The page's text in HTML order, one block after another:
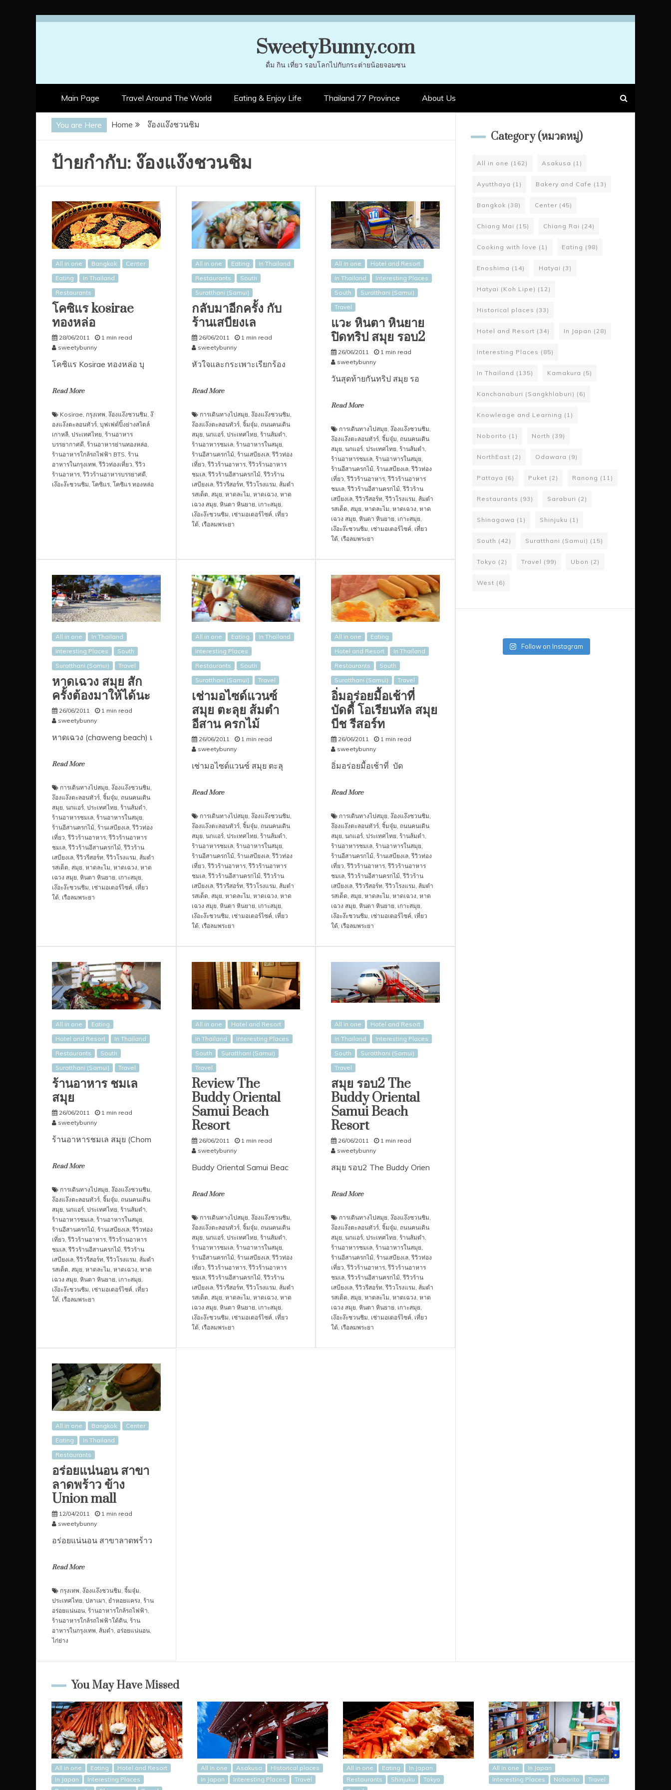
Skip
SweetyBunny.com
ดื่ม กิน เที่ยว รอบโลกไปกับกระต่ายน้อยจอมซน
Main Page Travel Around The World Eating & Enjoy Life Thailand 77 Province About Us
You are Here Home ง๊องแง๊งชวนชิม
ป้ายกำกับ: ง๊องแง๊งชวนชิม
All in one Bangkok
Center
Eating
In Thailand
Restaurants
โคซิแร kosirae
ทองหล่อ
28/06/2011
1 min read
sweetybunny
โคซิแร Kosirae ทองหล่อ บุ
Read More
Kosirae กรุงเทพ ง๊องแง๊งชวนชิม ง๊
องแง๊งตะลอนทัวร์ บุฟเฟต์ปิ้งย่างสไตล์
เกาหลี ประเทศไทย ร้านอาหาร
บรรยากาศดี ร้านอาหารย่านทองหล่อ
ร้านอาหารใกล้รถไฟฟ้า BTS ร้าน
อาหารในกรุงเทพ ,รีวิวท่องเที่ยว ,รีวิว
ร้านอาหาร ,รีวิวร้านอาหารบรรยาศดี
เง๊อะง๊ะชวนชิม โคซิแร โคซิแร ทองหล่อ
All in one Eating
In Thailand
Restaurants
South
Suratthani (Samui)
กลับมาอีกครั้ง กับ
ร้านเสบียงเล
26/06/2011
1 min read
sweetybunny
หัวใจและกระเพาะเรียกร้อง
Read More
การเดินทางไปสมุย ง๊องแง๊งชวนชิม
ง๊องแง๊งตะลอนทัวร์, จิ้มจุ๋ม ถนนคนเดิน
สมุย นกแอร์, ประเทศไทย ร้านส้มตำ
ร้านอาหารชมเล, ร้านอาหารในสมุย
ร้านอีสานครกไม้, ร้านเสบียงเล,รีวิวท่อง
เที่ยว ,รีวิวร้านอาหาร,รีวิวร้านอาหาร
ชมเล,รีวิวร้านอีสานครกไม้,รีวิวร้าน
เสบียงเล,รีวิวรีสอร์ท ,รีวิวโรงแรม ส้มตำ
รสเด็ด สมุย หาดละไม หาดเฉวง หาด
เฉวง สมุย หินตา หินยาย เกาะสมุย
เง๊อะง๊ะชวนชิม เช่ามอเตอร์ไซค์, เที่ยว
ใต้, เรือลมพระยา
All in one
Hotel and Resort
In Thailand
Interesting Places
South
Suratthani (Samui)
Travel
แวะ หินตา หินยาย
ปิดทริป สมุย รอบ2
26/06/2011
1 min read
sweetybunny
วันสุดท้ายกันทริป สมุย รอ
Read More
การเดินทางไปสมุย ง๊องแง๊งชวนชิม
ง๊องแง๊งตะลอนทัวร์ จิ้มจุ๋ม ถนนคนเดิน
สมุย นกแอร์ ประเทศไทย ร้านส้มตำ
ร้านอาหารชมเล ร้านอาหารในสมุย
ร้านอีสานครกไม้ ร้านเสบียงเล ,รีวิวท่อง
เที่ยว ,รีวิวร้านอาหาร ,รีวิวร้านอาหาร
ชมเล ,รีวิวร้านอีสานครกไม้ ,รีวิวร้าน
เสบียงเล ,รีวิวรีสอร์ท ,รีวิวโรงแรม ส้มตำ
รสเด็ด สมุย หาดละไม หาดเฉวง หาด
เฉวง สมุย หินตา หินยาย เกาะสมุย
เง๊อะง๊ะชวนชิม เช่ามอเตอร์ไซค์ เที่ยว
ใต้ เรือลมพระยา
All in one
In Thailand
Interesting Places
South
Suratthani (Samui)
Travel
หาดเฉวง สมุย สัก
ครั้งต้องมาให้ได้นะ
26/06/2011
1 min read
sweetybunny
หาดเฉวง (chaweng beach) เ
Read More
การเดินทางไปสมุย, ง๊องแง๊งชวนชิม,
ง๊องแง๊งตะลอนทัวร์, จิ้มจุ๋ม, ถนนคนเดิน
สมุย, นกแอร์, ประเทศไทย, ร้านส้มตำ,
ร้านอาหารชมเล, ร้านอาหารในสมุย,
ร้านอีสานครกไม้, ร้านเสบียงเล,รีวิวท่อง
เที่ยว,รีวิวร้านอาหาร,รีวิวร้านอาหาร
ชมเล,รีวิวร้านอีสานครกไม้,รีวิวร้าน
เสบียงเล,รีวิวรีสอร์ท,รีวิวโรงแรม, ส้มตำ
รสเด็ด, สมุย, หาดละไม, หาดเฉวง, หาด
เฉวง สมุย, หินตา หินยาย, เกาะสมุย,
เง๊อะง๊ะชวนชิม, เช่ามอเตอร์ไซค์, เที่ยว
ใต้, เรือลมพระยา
All in one Eating
In Thailand
Interesting Places
Restaurants
South
Suratthani (Samui)
Travel
เช่ามอไซด์แวนซ์
สมุย ตะลุย ส้มตำ
อีสาน ครกไม้
26/06/2011
1 min read
sweetybunny
เช่ามอไซด์แวนซ์ สมุย ตะลุ
Read More
การเดินทางไปสมุย, ง๊องแง๊งชวนชิม,
ง๊องแง๊งตะลอนทัวร์, จิ้มจุ๋ม, ถนนคนเดิน
สมุย, นกแอร์, ประเทศไทย, ร้านส้มตำ,
ร้านอาหารชมเล, ร้านอาหารในสมุย,
ร้านอีสานครกไม้, ร้านเสบียงเล,รีวิวท่อง
เที่ยว,รีวิวร้านอาหาร,รีวิวร้านอาหาร
ชมเล,รีวิวร้านอีสานครกไม้,รีวิวร้าน
เสบียงเล,รีวิวรีสอร์ท,รีวิวโรงแรม, ส้มตำ
รสเด็ด, สมุย, หาดละไม, หาดเฉวง, หาด
เฉวง สมุย, หินตา หินยาย, เกาะสมุย,
เง๊อะง๊ะชวนชิม, เช่ามอเตอร์ไซค์, เที่ยว
ใต้, เรือลมพระยา
All in one
Eating
Hotel and Resort
In Thailand
Restaurants
South
Suratthani (Samui)
Travel
อิ่มอร่อยมื้อเช้าที่
บัดดี้ โอเรียนทัล สมุย
บีช รีสอร์ท
26/06/2011
1 min read
sweetybunny
อิ่มอร่อยมื้อเช้าที่ บัด
Read More
การเดินทางไปสมุย, ง๊องแง๊งชวนชิม,
ง๊องแง๊งตะลอนทัวร์, จิ้มจุ๋ม, ถนนคนเดิน
สมุย, นกแอร์, ประเทศไทย, ร้านส้มตำ,
ร้านอาหารชมเล, ร้านอาหารในสมุย,
ร้านอีสานครกไม้, ร้านเสบียงเล,รีวิวท่อง
เที่ยว,รีวิวร้านอาหาร,รีวิวร้านอาหาร
ชมเล,รีวิวร้านอีสานครกไม้,รีวิวร้าน
เสบียงเล,รีวิวรีสอร์ท,รีวิวโรงแรม, ส้มตำ
รสเด็ด, สมุย, หาดละไม, หาดเฉวง, หาด
เฉวง สมุย, หินตา หินยาย, เกาะสมุย,
เง๊อะง๊ะชวนชิม, เช่ามอเตอร์ไซค์, เที่ยว
ใต้, เรือลมพระยา
All in one
Eating
Hotel and Resort
In Thailand
Restaurants
South
Suratthani (Samui)
Travel
ร้านอาหาร ชมเล
สมุย
26/06/2011
1 min read
sweetybunny
ร้านอาหารชมเล สมุย (Chom
Read More
การเดินทางไปสมุย, ง๊องแง๊งชวนชิม,
ง๊องแง๊งตะลอนทัวร์, จิ้มจุ๋ม, ถนนคนเดิน
สมุย, นกแอร์, ประเทศไทย, ร้านส้มตำ,
ร้านอาหารชมเล, ร้านอาหารในสมุย,
ร้านอีสานครกไม้, ร้านเสบียงเล,รีวิวท่อง
เที่ยว,รีวิวร้านอาหาร,รีวิวร้านอาหาร
ชมเล,รีวิวร้านอีสานครกไม้,รีวิวร้าน
เสบียงเล,รีวิวรีสอร์ท,รีวิวโรงแรม, ส้มตำ
รสเด็ด, สมุย, หาดละไม, หาดเฉวง, หาด
เฉวง สมุย, หินตา หินยาย, เกาะสมุย,
เง๊อะง๊ะชวนชิม, เช่ามอเตอร์ไซค์, เที่ยว
ใต้, เรือลมพระยา
All in one
Hotel and Resort
In Thailand
Interesting Places
South
Suratthani (Samui)
Travel
Review The
Buddy Oriental
Samui Beach
Resort
26/06/2011
1 min read
sweetybunny
Buddy Oriental Samui Beac
Read More
การเดินทางไปสมุย, ง๊องแง๊งชวนชิม,
ง๊องแง๊งตะลอนทัวร์, จิ้มจุ๋ม, ถนนคนเดิน
สมุย, นกแอร์, ประเทศไทย, ร้านส้มตำ,
ร้านอาหารชมเล, ร้านอาหารในสมุย,
ร้านอีสานครกไม้, ร้านเสบียงเล,รีวิวท่อง
เที่ยว,รีวิวร้านอาหาร,รีวิวร้านอาหาร
ชมเล,รีวิวร้านอีสานครกไม้,รีวิวร้าน
เสบียงเล,รีวิวรีสอร์ท,รีวิวโรงแรม, ส้มตำ
รสเด็ด, สมุย, หาดละไม, หาดเฉวง, หาด
เฉวง สมุย, หินตา หินยาย, เกาะสมุย,
เง๊อะง๊ะชวนชิม, เช่ามอเตอร์ไซค์, เที่ยว
ใต้, เรือลมพระยา
All in one
Hotel and Resort
In Thailand
Interesting Places
South
Suratthani (Samui)
Travel
สมุย รอบ2 The
Buddy Oriental
Samui Beach
Resort
26/06/2011
1 min read
sweetybunny
สมุย รอบ2 The Buddy Orien
Read More
การเดินทางไปสมุย, ง๊องแง๊งชวนชิม,
ง๊องแง๊งตะลอนทัวร์, จิ้มจุ๋ม, ถนนคนเดิน
สมุย, นกแอร์, ประเทศไทย, ร้านส้มตำ,
ร้านอาหารชมเล, ร้านอาหารในสมุย,
ร้านอีสานครกไม้, ร้านเสบียงเล,รีวิวท่อง
เที่ยว,รีวิวร้านอาหาร,รีวิวร้านอาหาร
ชมเล,รีวิวร้านอีสานครกไม้,รีวิวร้าน
เสบียงเล,รีวิวรีสอร์ท,รีวิวโรงแรม, ส้มตำ
รสเด็ด, สมุย, หาดละไม, หาดเฉวง, หาด
เฉวง สมุย, หินตา หินยาย, เกาะสมุย,
เง๊อะง๊ะชวนชิม, เช่ามอเตอร์ไซค์, เที่ยว
ใต้, เรือลมพระยา
All in one Bangkok
Center
Eating
In Thailand
Restaurants
อร่อยแน่นอน สาขา
ลาดพร้าว ข้าง
Union mall
12/04/2011
1 min read
sweetybunny
อร่อยแน่นอน สาขาลาดพร้าว
Read More
กรุงเทพ ง๊องแง๊งชวนชิม จิ้มจุ๋ม
ประเทศไทย ปลาเผา ยำหอยแครง ร้าน
อร่อยแน่นอน ร้านอาหารใกล้รถไฟฟ้า
ร้านอาหารใกล้รถไฟฟ้าใต้ดิน ร้าน
อาหารในกรุงเทพ ส้มตำ อร่อยแน่นอน
ไก่ย่าง
Category (หมวดหมู่)
All in one (162) Asakusa (1)
Ayutthaya (1) Bakery and Cafe (13)
Bangkok (38) Center(45)
Chiang Mai (15) Chiang Rai (24)
Cooking with love (1) Eating (98)
Enoshima (14) Hatyai (3)
Hatyai (Koh Lipe) (12)
Historical places (33)
Hotel and Resort (34) In Japan (28)
Interesting Places (85)
In Thailand (135) Kamakura (5)
Kanchanaburi (Sangkhlaburi) (6)
Knowleage and Learning (1)
Noborito (1) North (39)
NorthEast (2) Odawara (9)
Pattaya (6) Puket (2) Ranong (11)
Restaurants (93) Saraburi (2)
Shinagawa (1) Shinjuku (1)
South (42) Suratthani (Samui) (15)
Tokyo (2) Travel (99) Ubon (2)
West (6)
Follow on Instagram
You May Have Missed
All in one Eating
Hotel and Resort
In Japan
Interesting Places
All in one Asakusa
Historical places
In Japan
Interesting Places Travel
All in one Eating
In Japan
Restaurants
Shinjuku
Tokyo
All in one
In Japan
Interesting Places
Noborito Travel